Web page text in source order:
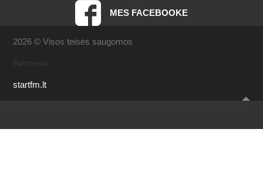
MES FACEBOOKE
2026 © Visos teisės saugomos
startfm.lt